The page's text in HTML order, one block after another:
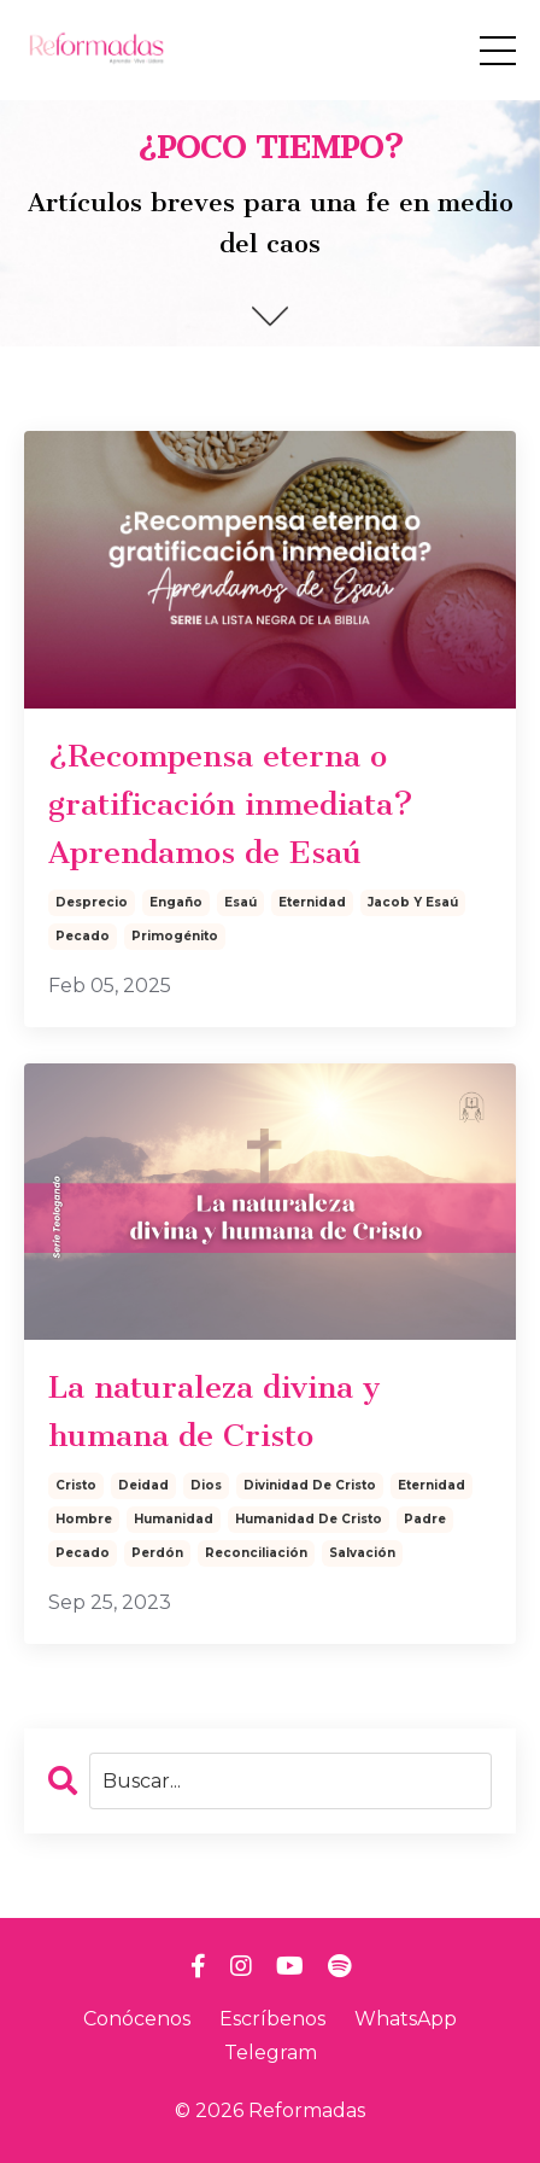
¿POCO TIEMPO?
Artículos breves para una fe en medio
del caos
¿Recompensa eterna o
gratificación inmediata?
Aprendamos de Esaú
Desprecio Engaño Esaú Eternidad Jacob Y Esaú
Pecado Primogénito
Feb 05, 2025
La naturaleza divina y
humana de Cristo
Cristo Deidad Dios Divinidad De Cristo Eternidad
Hombre Humanidad Humanidad De Cristo Padre
Pecado Perdón Reconciliación Salvación
Sep 25, 2023
Conócenos Escríbenos
WhatsApp
Telegram
© 2026 Reformadas